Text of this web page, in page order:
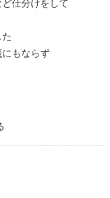
仕分けをして
もならず